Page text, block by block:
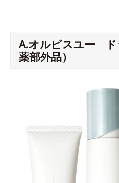
A.オルビスユー ド
薬部外品）